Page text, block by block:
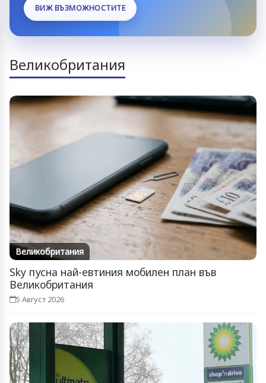
ВИЖ ВЪЗМОЖНОСТИТЕ
Великобритания
Великобритания
Sky пусна най-евтиния мобилен план във
Великобритания
5 Август 2026